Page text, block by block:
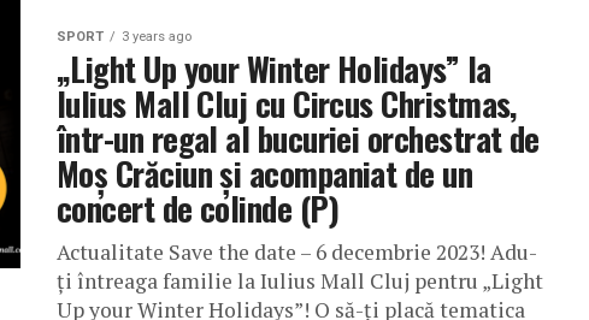
SPORT 3 years ago
„Light Up your Winter Holidays” la
Iulius Mall Cluj cu Circus Christmas,
într-un regal al bucuriei orchestrat de
Moș Crăciun și acompaniat de un
concert de colinde (P)
Actualitate Save the date – 6 decembrie 2023! Adu-
ți întreaga familie la Iulius Mall Cluj pentru „Light
Up your Winter Holidays”! O să-ți placă tematica